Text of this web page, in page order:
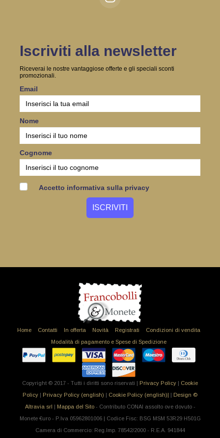
Iscriviti alla newsletter
Riceverai le nostre vantaggiose offerte e gli speciali sconti
promozionali.
Email
Nome
Cognome
Accetto informativa sulla privacy
Home Contatti In offerta Novità Registrati
Condizioni di vendita
Modalità di pagamento e Spese di Spedizione
Copyright © 2017 - Tutti i diritti sono riservati | Privacy Policy | Cookie
Policy | Privacy Policy (english) | Cookie Policy (english)| | Design ©
Altravia srl | Mappa del Sito- Contributo CONAI assolto ove dovuto -
Monete €uro - P.Iva 05962801006 | Codice Fisc: BSG MSM 53R29 H501G
Camera di Commercio: Reg.Imp. 78542/2000 - R.E.A. 941844